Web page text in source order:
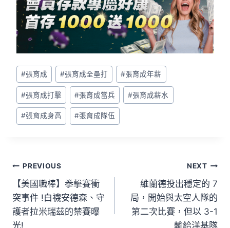
e
b
o
o
k
er l
e
#張育成 #張育成全壘打 #張育成年薪
#張育成打擊 #張育成當兵 #張育成薪水
#張育成身高 #張育成隊伍
PREVIOUS
【美國職棒】拳擊賽衝
突事件 !白襪安德森、守
護者拉米瑞茲的禁賽曝
光!
NEXT
維蘭德投出穩定的 7
局，開始與太空人隊的
第二次比賽，但以 3-1
輸給洋基隊